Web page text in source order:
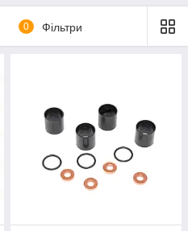
0 Фільтри